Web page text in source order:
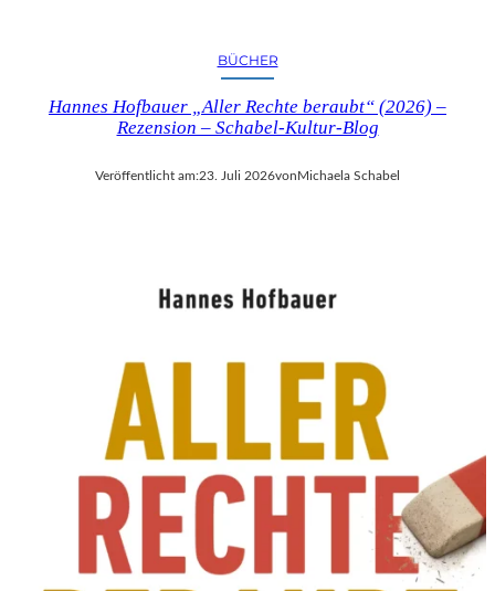
BÜCHER
Hannes Hofbauer „Aller Rechte beraubt“ (2026) –
Rezension – Schabel-Kultur-Blog
Veröffentlicht am:23. Juli 2026vonMichaela Schabel